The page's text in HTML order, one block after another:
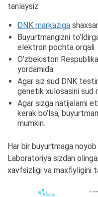
tanlaysiz:
DNK markaziga
Buyurtmangizni
elektron pochta orqali
O’zbekiston
yordamida.
Agar siz sud DNK
genetik xulosasini sud
Agar sizga natijalarni
kerak bo’lsa,
mumkin.
Har bir buyurtmaga
Laboratoriya sizdan
xavfsizligi va maxfiyligini